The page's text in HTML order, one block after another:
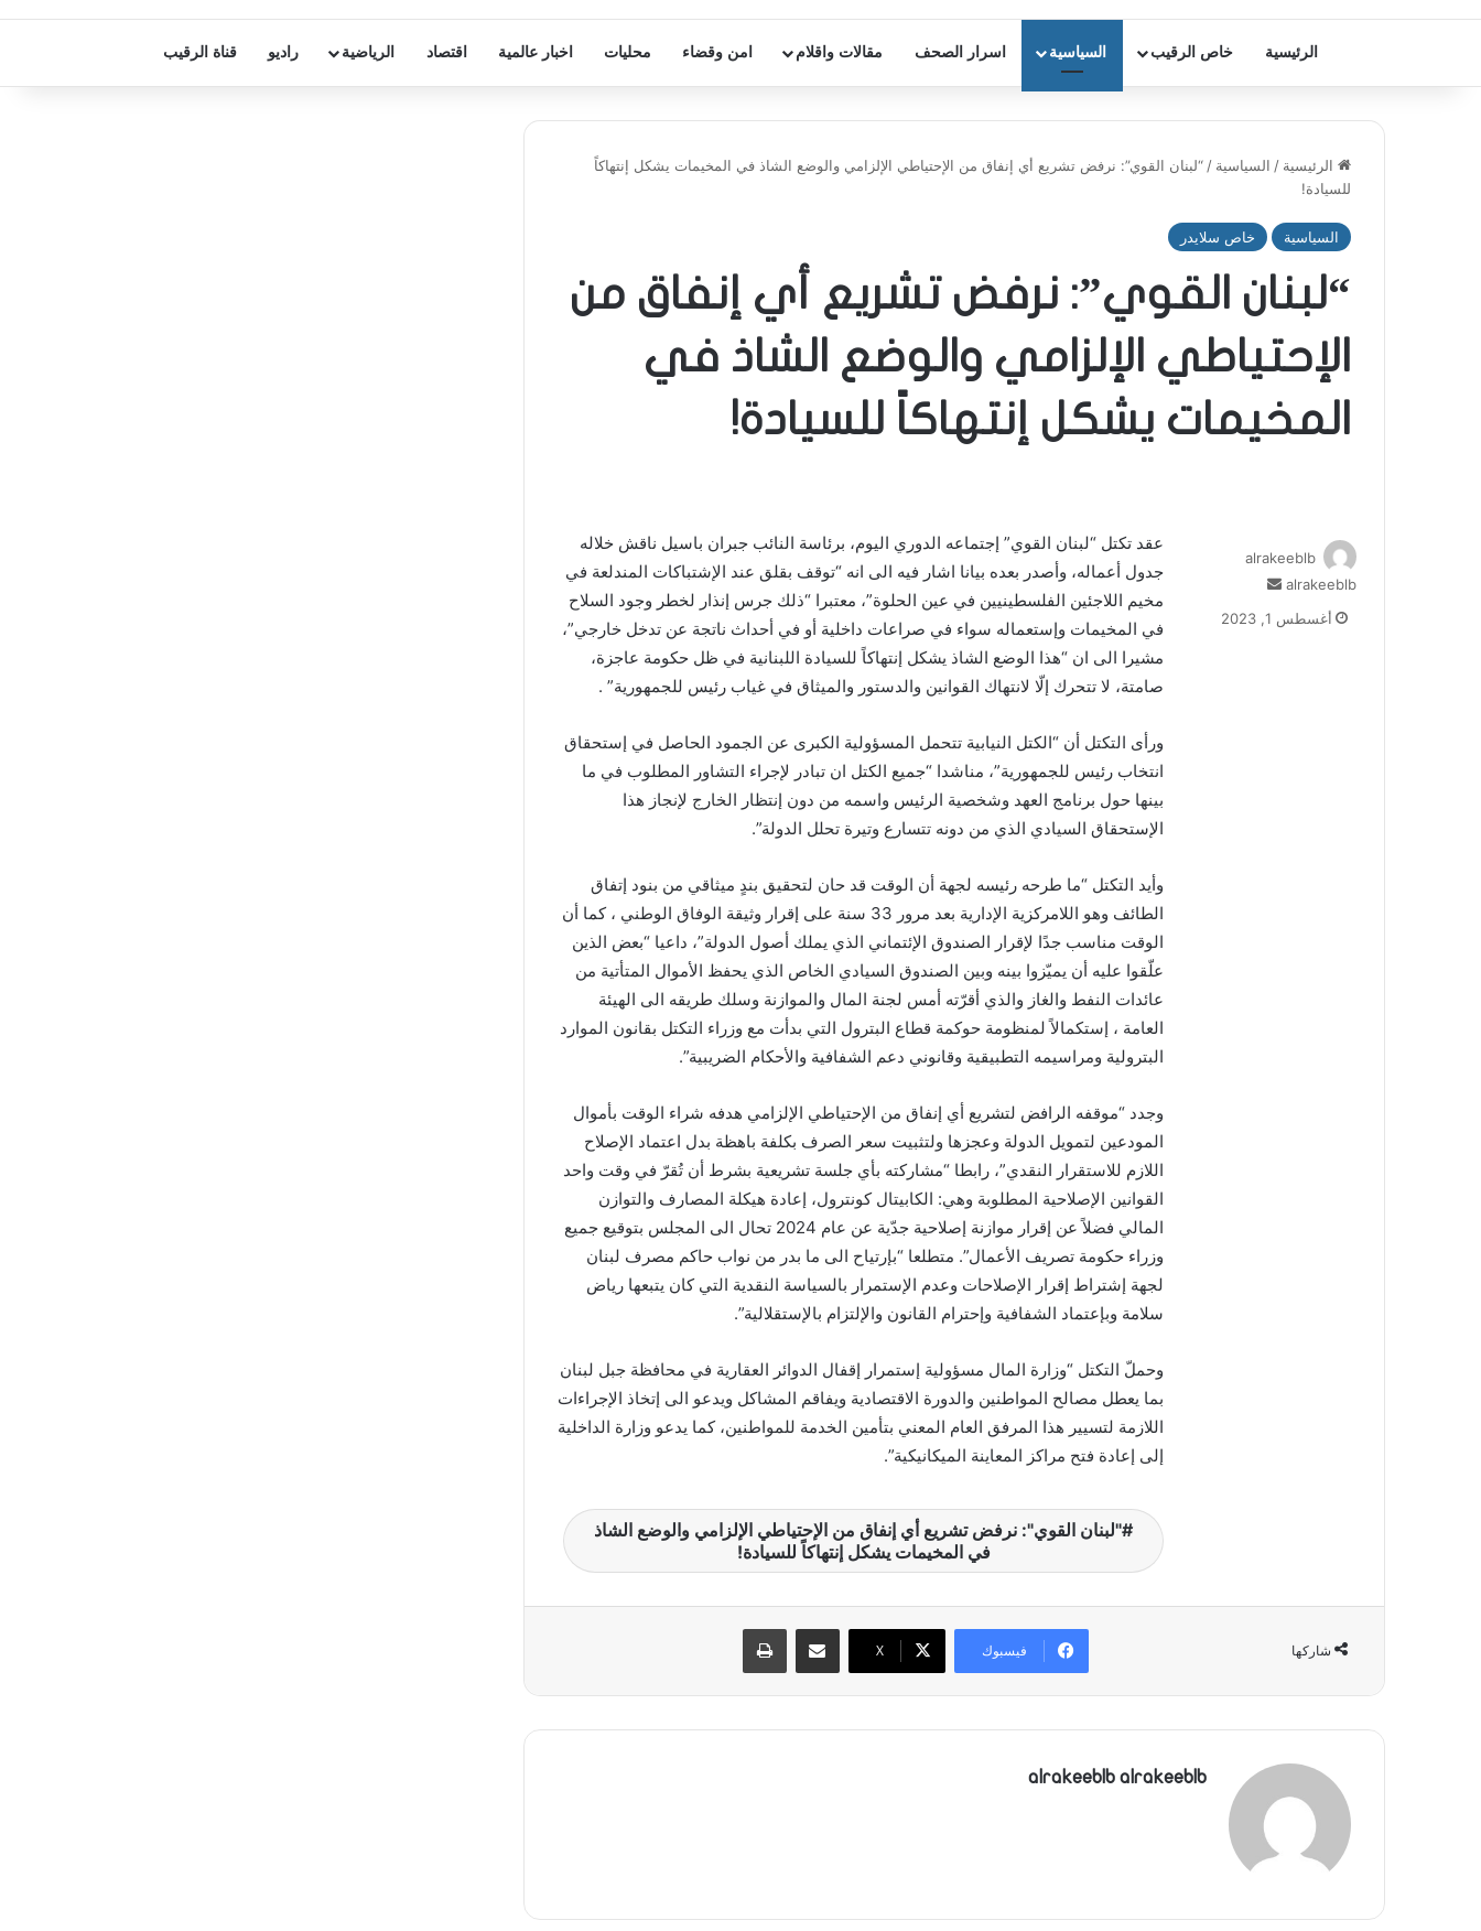
الرئيسية خاص الرقيب السياسية اسرار الصحف مقالات واقلام امن وقضاء محليات اخبار عالمية اقتصاد الرياضية راديو قناة الرقيب
الرئيسية / السياسية / “لبنان القوي”: نرفض تشريع أي إنفاق من الإحتياطي الإلزامي والوضع الشاذ في المخيمات يشكل إنتهاكاً
للسيادة!
السياسية خاص سلايدر
“لبنان القوي”: نرفض تشريع أي إنفاق من
الإحتياطي الإلزامي والوضع الشاذ في
المخيمات يشكل إنتهاكاً للسيادة!
عقد تكتل “لبنان القوي” إجتماعه الدوري اليوم، برئاسة النائب جبران باسيل ناقش خلاله
جدول أعماله، وأصدر بعده بيانا اشار فيه الى انه “توقف بقلق عند الإشتباكات المندلعة في
مخيم اللاجئين الفلسطينيين في عين الحلوة”، معتبرا “ذلك جرس إنذار لخطر وجود السلاح
في المخيمات وإستعماله سواء في صراعات داخلية أو في أحداث ناتجة عن تدخل خارجي”،
مشيرا الى ان “هذا الوضع الشاذ يشكل إنتهاكاً للسيادة اللبنانية في ظل حكومة عاجزة،
صامتة، لا تتحرك إلّا لانتهاك القوانين والدستور والميثاق في غياب رئيس للجمهورية” .
ورأى التكتل أن “الكتل النيابية تتحمل المسؤولية الكبرى عن الجمود الحاصل في إستحقاق
انتخاب رئيس للجمهورية”، مناشدا “جميع الكتل ان تبادر لإجراء التشاور المطلوب في ما
بينها حول برنامج العهد وشخصية الرئيس واسمه من دون إنتظار الخارج لإنجاز هذا
الإستحقاق السيادي الذي من دونه تتسارع وتيرة تحلل الدولة”.
وأيد التكتل “ما طرحه رئيسه لجهة أن الوقت قد حان لتحقيق بندٍ ميثاقي من بنود إتفاق
الطائف وهو اللامركزية الإدارية بعد مرور 33 سنة على إقرار وثيقة الوفاق الوطني ، كما أن
الوقت مناسب جدًا لإقرار الصندوق الإئتماني الذي يملك أصول الدولة”، داعيا “بعض الذين
علّقوا عليه أن يميّزوا بينه وبين الصندوق السيادي الخاص الذي يحفظ الأموال المتأتية من
عائدات النفط والغاز والذي أقرّته أمس لجنة المال والموازنة وسلك طريقه الى الهيئة
العامة ، إستكمالاً لمنظومة حوكمة قطاع البترول التي بدأت مع وزراء التكتل بقانون الموارد
البترولية ومراسيمه التطبيقية وقانوني دعم الشفافية والأحكام الضريبية”.
وجدد “موقفه الرافض لتشريع أي إنفاق من الإحتياطي الإلزامي هدفه شراء الوقت بأموال
المودعين لتمويل الدولة وعجزها ولتثبيت سعر الصرف بكلفة باهظة بدل اعتماد الإصلاح
اللازم للاستقرار النقدي”، رابطا “مشاركته بأي جلسة تشريعية بشرط أن تُقرّ في وقت واحد
القوانين الإصلاحية المطلوبة وهي: الكابيتال كونترول، إعادة هيكلة المصارف والتوازن
المالي فضلاً عن إقرار موازنة إصلاحية جدّية عن عام 2024 تحال الى المجلس بتوقيع جميع
وزراء حكومة تصريف الأعمال”. متطلعا “بإرتياح الى ما بدر من نواب حاكم مصرف لبنان
لجهة إشتراط إقرار الإصلاحات وعدم الإستمرار بالسياسة النقدية التي كان يتبعها رياض
سلامة وبإعتماد الشفافية وإحترام القانون والإلتزام بالإستقلالية”.
وحملّ التكتل “وزارة المال مسؤولية إستمرار إقفال الدوائر العقارية في محافظة جبل لبنان
بما يعطل مصالح المواطنين والدورة الاقتصادية ويفاقم المشاكل ويدعو الى إتخاذ الإجراءات
اللازمة لتسيير هذا المرفق العام المعني بتأمين الخدمة للمواطنين، كما يدعو وزارة الداخلية
إلى إعادة فتح مراكز المعاينة الميكانيكية”.
"لبنان القوي": نرفض تشريع أي إنفاق من الإحتياطي الإلزامي والوضع الشاذ
في المخيمات يشكل إنتهاكاً للسيادة!
alrakeeblb
alrakeeblb
س
أغسطس 1, 2023
شاركها فيسبوك X
alrakeeblb alrakeeblb